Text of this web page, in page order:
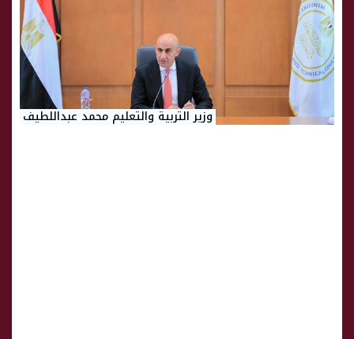
وزير التربية والتعليم محمد عبداللطيف